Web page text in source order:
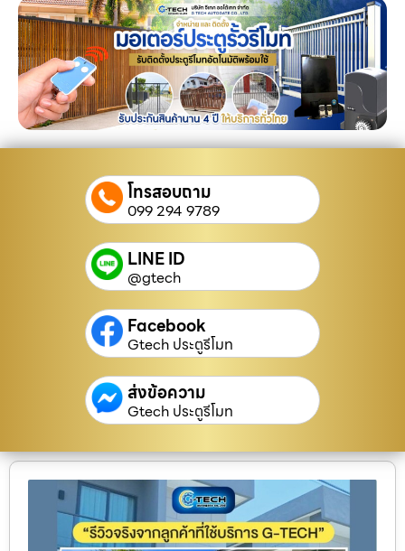
โทรสอบถาม
099 294 9789
LINE ID
@gtech
Facebook
Gtech ประตูรีโมท
ส่งข้อความ
Gtech ประตูรีโมท